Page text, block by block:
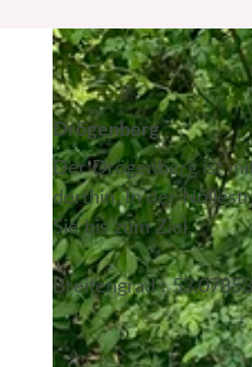
Drögenberg
Der Drögenberg ist
dorthin. In der
Sie bis zum Ziel.
Breitengrad :